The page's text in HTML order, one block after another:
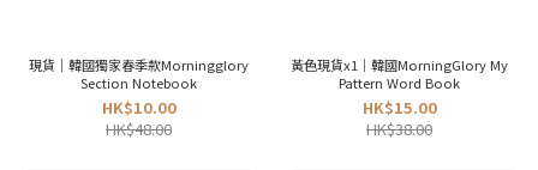
現貨｜韓國獨家春季款Morningglory
Section Notebook
HK$10.00
HK$48.00
黃色現貨x1｜韓國MorningGlory My
Pattern Word Book
HK$15.00
HK$38.00